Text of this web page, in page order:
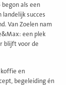
als een
succes
Van Zoelen nam
een plek
blijft voor de
en
begeleiding én